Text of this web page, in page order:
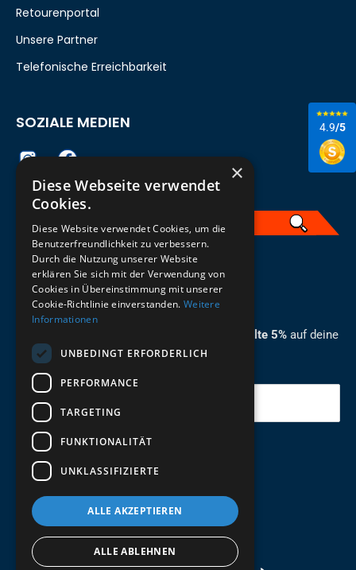
4.9/5
ZUM NEWSLETTER ANMELDEN
Melde dich jetzt zum Newsletter an und erhalte 5% auf deine
erste Bestellung.
Deine Email
Abschicken
Retourenportal
Unsere Partner
Telefonische Erreichbarkeit
SOZIALE MEDIEN
German
×
Diese Webseite verwendet
Cookies.
Diese Website verwendet Cookies, um die
Benutzerfreundlichkeit zu verbessern.
Durch die Nutzung unserer Website
erklären Sie sich mit der Verwendung von
Cookies in Übereinstimmung mit unserer
Cookie-Richtlinie einverstanden. Weitere
Informationen
UNBEDINGT ERFORDERLICH
PERFORMANCE
TARGETING
FUNKTIONALITÄT
UNKLASSIFIZIERTE
ALLE AKZEPTIEREN
ALLE ABLEHNEN